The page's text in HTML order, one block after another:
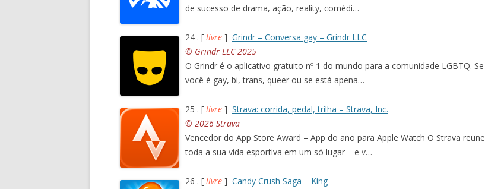
de sucesso de drama, ação, reality, comédi…
24 . [ livre ] Grindr – Conversa gay – Grindr LLC
© Grindr LLC 2025
O Grindr é o aplicativo gratuito nº 1 do mundo para a comunidade LGBTQ. Se
você é gay, bi, trans, queer ou se está apena…
25 . [ livre ] Strava: corrida, pedal, trilha – Strava, Inc.
© 2026 Strava
Vencedor do App Store Award – App do ano para Apple Watch O Strava reune
toda a sua vida esportiva em um só lugar – e v…
26 . [ livre ] Candy Crush Saga – King